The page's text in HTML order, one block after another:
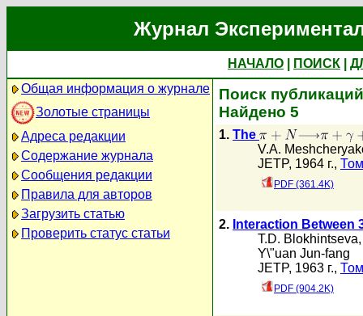
Журнал
НАЧАЛО ПОИСК
Общая информация о журнале
Золотые страницы
Адреса редакции
Содержание журнала
Сообщения редакции
Правила для авторов
Загрузить статью
Проверить статус статьи
Поиск
Найдено 5
1. The
V.A.
JETP, 1964 г.,
PDF (361.4K)
2. Interaction Between
T.D. Blokhintseva
Y\"uan Jun-fang
JETP, 1963 г.,
PDF (904.2K)